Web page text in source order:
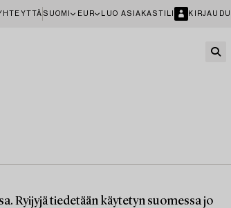
SUOMI EUR LUO ASIAKASTILI KIRJAUDU
Ryijyjä tiedetään käytetyn suomessa jo